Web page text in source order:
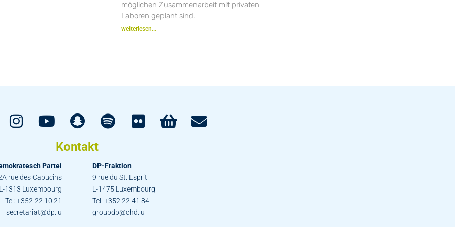
möglichen Zusammenarbeit mit privaten
Laboren geplant sind.
weiterlesen...
Kontakt
Partei
rue des Capucins
1313 Luxembourg
Tel: +352 22 10 21
secretariat@dp.lu
DP-Fraktion
9 rue du St. Esprit
L-1475 Luxembourg
Tel: +352 22 41 84
groupdp@chd.lu